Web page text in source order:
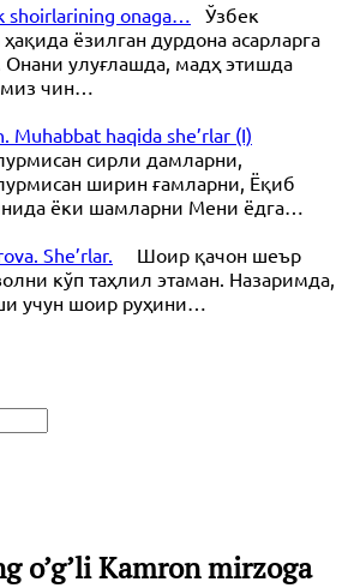
shoirlarining onaga…
Ўзбек
ёзилган дурдона асарларга
Онани улуғлашда, мадҳ этишда
чин…
Muhabbat haqida she’rlar (I)
сирли дамларни,
ширин ғамларни, Ёқиб
ёки шамларни Мени ёдга…
She’rlar.
Шоир қачон шеър
кўп таҳлил этаман. Назаримда,
учун шоир руҳини…
o’g’li Kamron mirzoga